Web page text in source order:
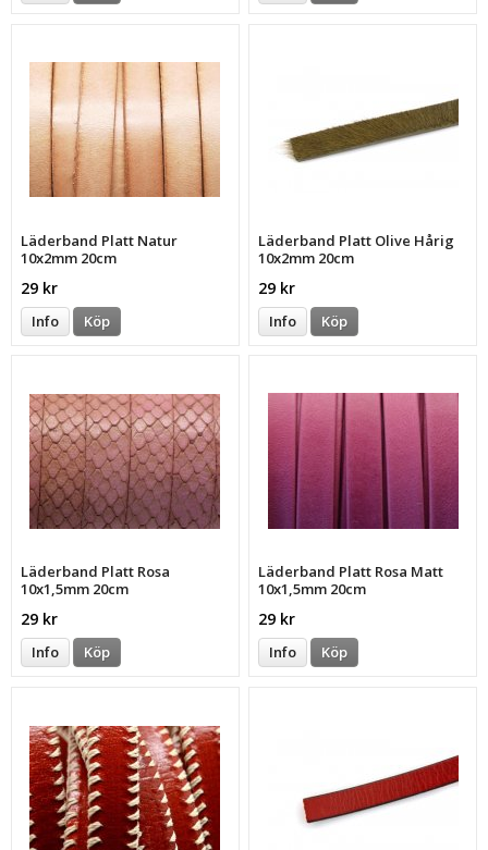
Läderband Platt Natur
10x2mm 20cm
29 kr
Info Köp
Läderband Platt Olive Hårig
10x2mm 20cm
29 kr
Info Köp
Läderband Platt Rosa
10x1,5mm 20cm
29 kr
Info Köp
Läderband Platt Rosa Matt
10x1,5mm 20cm
29 kr
Info Köp